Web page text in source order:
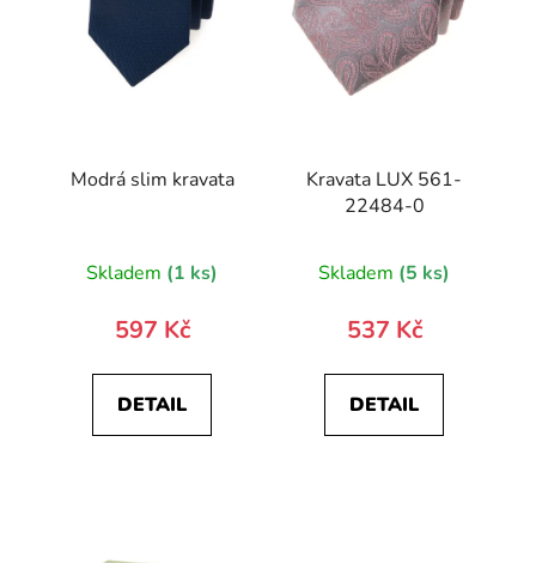
Modrá slim kravata
Skladem (1 ks)
597 Kč
DETAIL
Kravata LUX 561-
22484-0
Skladem (5 ks)
537 Kč
DETAIL